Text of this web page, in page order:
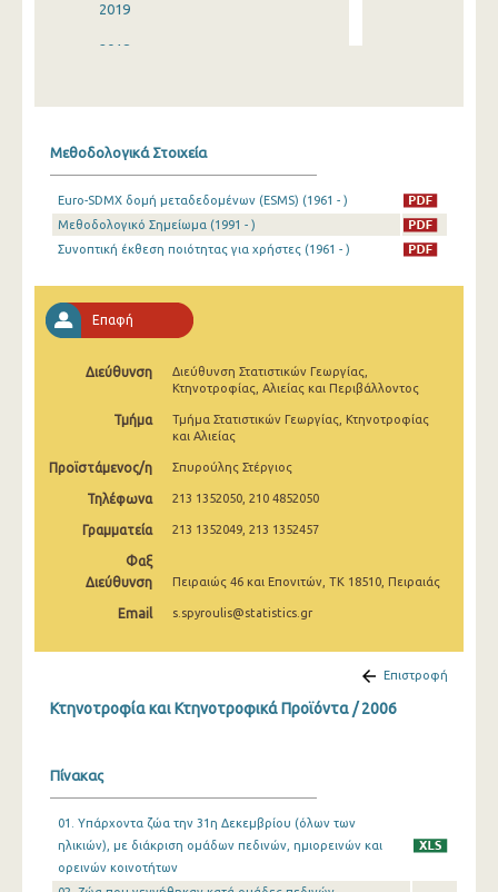
2019
2018
2014
2013
2012
2011
2010
2007
2006
2005
2004
2003
1991
Μεθοδολογικά Στοιχεία
Euro-SDMX δομή μεταδεδομένων (ESMS) (1961 - )
Μεθοδολογικό Σημείωμα (1991 - )
Συνοπτική έκθεση ποιότητας για χρήστες (1961 - )
Επαφή
Διεύθυνση
Διεύθυνση Στατιστικών Γεωργίας,
Κτηνοτροφίας, Αλιείας και Περιβάλλοντος
Τμήμα
Τμήμα Στατιστικών Γεωργίας, Κτηνοτροφίας
και Αλιείας
Προϊστάμενος/η Σπυρούλης Στέργιος
Τηλέφωνα 213 1352050, 210 4852050
Γραμματεία 213 1352049, 213 1352457
Φαξ
Διεύθυνση
Πειραιώς 46 και Επονιτών, ΤΚ 18510, Πειραιάς
Email s.spyroulis@statistics.gr
Επιστροφή
Κτηνοτροφία και Κτηνοτροφικά Προϊόντα / 2006
Πίνακας
01. Υπάρχοντα ζώα την 31η Δεκεμβρίου (όλων των
ηλικιών), με διάκριση ομάδων πεδινών, ημιορεινών και
ορεινών κοινοτήτων